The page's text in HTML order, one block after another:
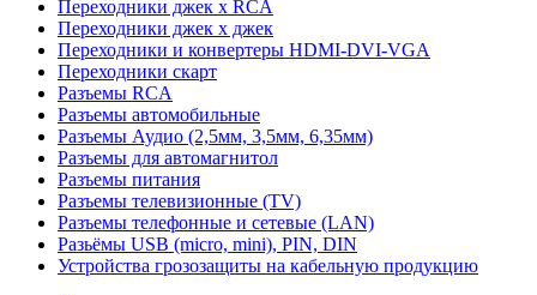
Переходники джек х RCA
Переходники джек х джек
Переходники и конвертеры HDMI-DVI-VGA
Переходники скарт
Разъемы RCA
Разъемы автомобильные
Разъемы Аудио (2,5мм, 3,5мм, 6,35мм)
Разъемы для автомагнитол
Разъемы питания
Разъемы телевизионные (TV)
Разъемы телефонные и сетевые (LAN)
Разьёмы USB (micro, mini), PIN, DIN
Устройства грозозащиты на кабельную продукцию